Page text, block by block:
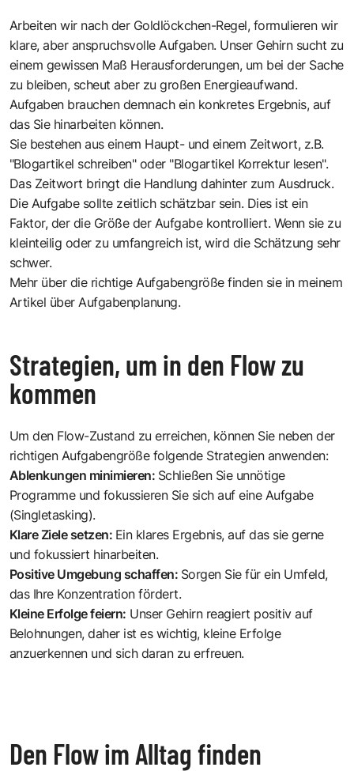
Arbeiten wir nach der Goldlöckchen-Regel, formulieren wir
klare, aber anspruchsvolle Aufgaben. Unser Gehirn sucht zu
einem gewissen Maß Herausforderungen, um bei der Sache
zu bleiben, scheut aber zu großen Energieaufwand.
Aufgaben brauchen demnach ein konkretes Ergebnis, auf
das Sie hinarbeiten können.
Sie bestehen aus einem Haupt- und einem Zeitwort, z.B.
"Blogartikel schreiben" oder "Blogartikel Korrektur lesen".
Das Zeitwort bringt die Handlung dahinter zum Ausdruck.
Die Aufgabe sollte zeitlich schätzbar sein. Dies ist ein
Faktor, der die Größe der Aufgabe kontrolliert. Wenn sie zu
kleinteilig oder zu umfangreich ist, wird die Schätzung sehr
schwer.
Mehr über die richtige Aufgabengröße finden sie in meinem
Artikel über Aufgabenplanung.
Strategien, um in den Flow zu
kommen
Um den Flow-Zustand zu erreichen, können Sie neben der
richtigen Aufgabengröße folgende Strategien anwenden:
Ablenkungen minimieren: Schließen Sie unnötige
Programme und fokussieren Sie sich auf eine Aufgabe
(Singletasking).
Klare Ziele setzen: Ein klares Ergebnis, auf das sie gerne
und fokussiert hinarbeiten.
Positive Umgebung schaffen: Sorgen Sie für ein Umfeld,
das Ihre Konzentration fördert.
Kleine Erfolge feiern: Unser Gehirn reagiert positiv auf
Belohnungen, daher ist es wichtig, kleine Erfolge
anzuerkennen und sich daran zu erfreuen.
Den Flow im Alltag finden